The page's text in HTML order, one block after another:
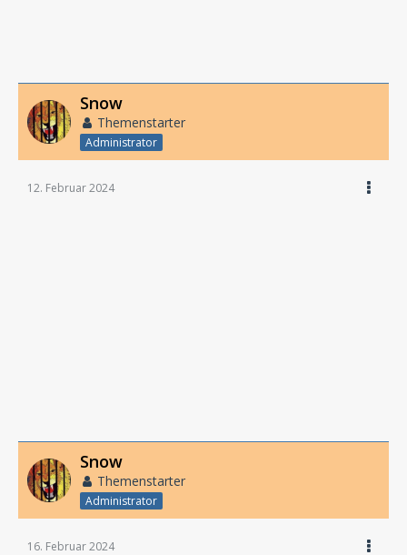
Snow
Themenstarter
Administrator
12. Februar 2024
Snow
Themenstarter
Administrator
16. Februar 2024